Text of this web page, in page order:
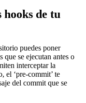
hooks de tu
puedes poner
que se ejecutan antes o
interceptar la
el ‘pre-commit’ te
del commit que se